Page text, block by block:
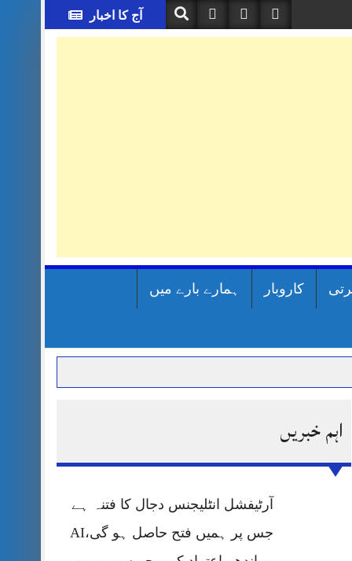
آج کا اخبار
کاروبار ہمارے بارے میں
پر قربان
اہم خبریں
آرٹیفشل انٹلیجنس دجال کا فتنہ ہے
جس پر ہمیں فتح حاصل ہو گی،AI